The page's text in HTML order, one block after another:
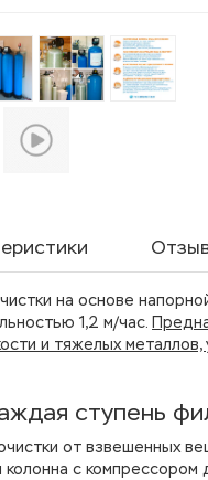
на основе
1,2 м/час.
и тяжелых металлов,
ступень
от взвешенных
с компрессором